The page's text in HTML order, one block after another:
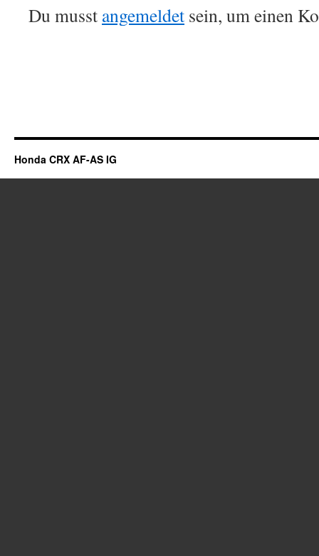
Du musst angemeldet sein, um einen
Honda CRX AF-AS IG